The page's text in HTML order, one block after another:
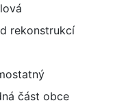
rekonstrukcí
část obce